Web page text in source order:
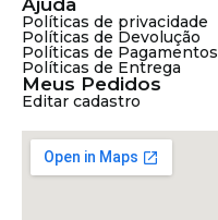
Ajuda
Políticas de privacidade
Políticas de Devolução
Políticas de Pagamentos
Políticas de Entrega
Meus Pedidos
Editar cadastro